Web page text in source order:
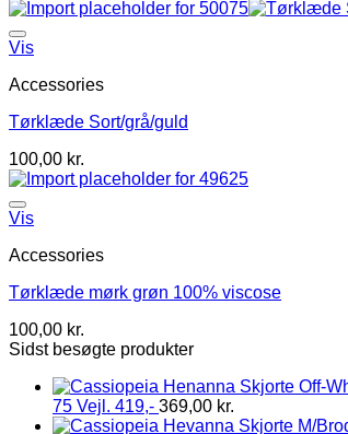
Vis
Accessories
Tørklæde Sort/grå/guld
100,00 kr.
Vis
Accessories
Tørklæde mørk grøn 100% viscose
100,00 kr.
Sidst besøgte produkter
75 Vejl. 419,- 369,00 kr.